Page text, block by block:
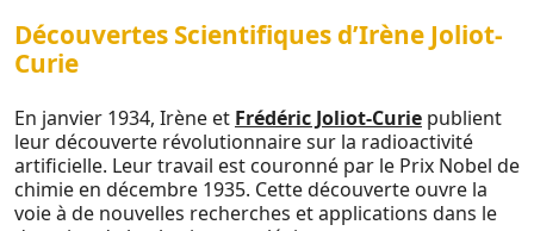
Découvertes Scientifiques d’Irène Joliot-
Curie
En janvier 1934, Irène et Frédéric Joliot-Curie publient
leur découverte révolutionnaire sur la radioactivité
artificielle. Leur travail est couronné par le Prix Nobel de
chimie en décembre 1935. Cette découverte ouvre la
voie à de nouvelles recherches et applications dans le